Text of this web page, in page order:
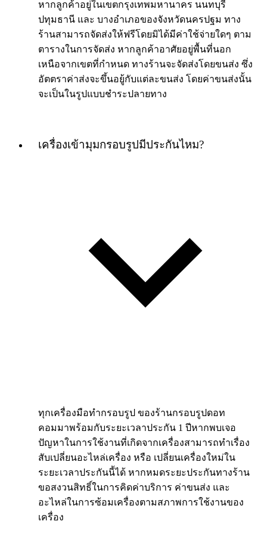
หากลูกค้าอยู่ในเขตกรุงเทพมหานาคร นนทบุรี
ปทุมธานี และ บางอำเภอของจังหวัดนครปฐม ทาง
ร้านสามารถจัดส่งให้ฟรีโดยมิได้มีค่าใช้จ่ายใดๆ ตาม
ตารางในการจัดส่ง หากลูกค้าอาศัยอยู่พื้นที่นอก
เหนือจากเขตที่กำหนด ทางร้านจะจัดส่งโดยขนส่ง ซึ่ง
อัตตราค่าส่งจะขึ้นอยู้กับแต่ละขนส่ง โดยค่าขนส่งนั้น
จะเป็นในรูปแบบชำระปลายทาง
เครื่องเข้ามุมกรอบรูปมีประกันไหม?
ทุกเครื่องมือทำกรอบรูป ของร้านกรอบรูปดอท
คอมมาพร้อมกับระยะเวลาประกัน 1 ปีหากพบเจอ
ปัญหาในการใช้งานที่เกิดจากเครื่องสามารถทำเรื่อง
สับเปลี่ยนอะไหล่เครื่อง หรือ เปลี่ยนเครื่องใหม่ใน
ระยะเวลาประกันนี้ได้ หากหมดระยะประกันทางร้าน
ขอสงวนสิทธิ์ในการคิดค่าบริการ ค่าขนส่ง และ
อะไหล่ในการซ้อมเครื่องตามสภาพการใช้งานของ
เครื่อง